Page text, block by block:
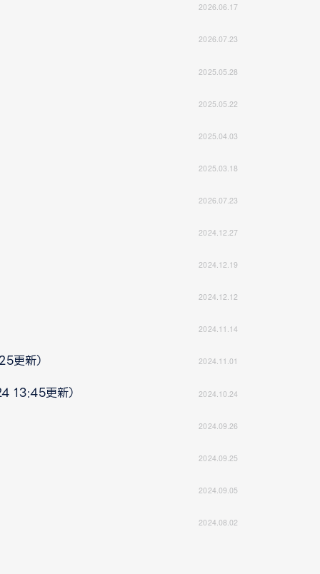
2026.06.17
2026.07.23
2025.05.28
2025.05.22
2025.04.03
2025.03.18
2026.07.23
2024.12.27
2024.12.19
2024.12.12
2024.11.14
更新） 2024.11.01
13:45更新） 2024.10.24
2024.09.26
2024.09.25
2024.09.05
2024.08.02